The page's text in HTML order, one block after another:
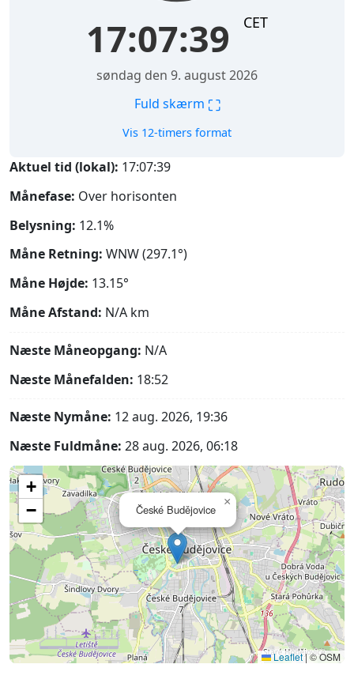
17:07:40 CET
søndag den 9. august 2026
Fuld skærm ⛶
Vis 12-timers format
Aktuel tid (lokal): 17:07:40
Månefase: Over horisonten
Belysning: 12.1%
Måne Retning: WNW (297.1°)
Måne Højde: 13.15°
Måne Afstand: N/A km
Næste Måneopgang: N/A
Næste Månefalden: 18:52
Næste Nymåne: 12 aug. 2026, 19:36
Næste Fuldmåne: 28 aug. 2026, 06:18
České Budějovice
×
+
−
Leaflet|© OSM